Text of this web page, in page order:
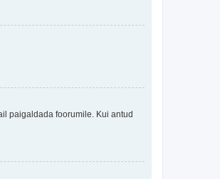
paigaldada foorumile. Kui antud